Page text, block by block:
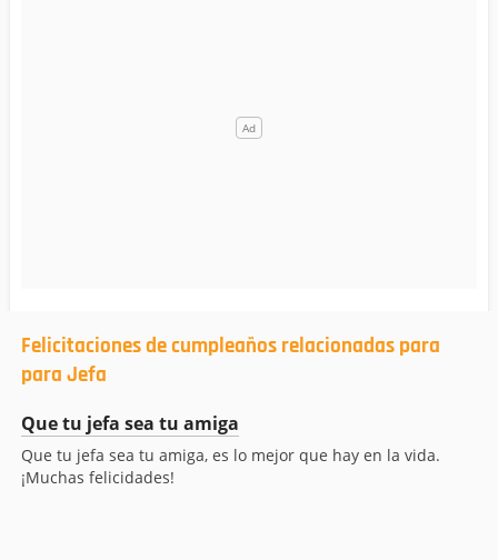
Felicitaciones de cumpleaños relacionadas para
para Jefa
Que tu jefa sea tu amiga
Que tu jefa sea tu amiga, es lo mejor que hay en la vida.
¡Muchas felicidades!